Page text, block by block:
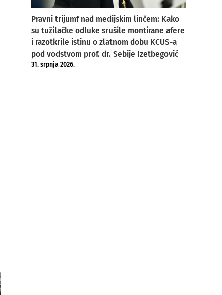
Pravni trijumf nad medijskim linčem: Kako
su tužilačke odluke srušile montirane afere
i razotkrile istinu o zlatnom dobu KCUS-a
pod vodstvom prof. dr. Sebije Izetbegović
31. srpnja 2026.